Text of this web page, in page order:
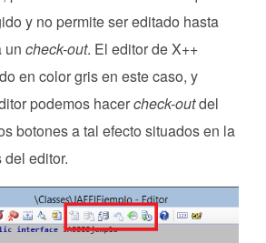
y no permite ser editado hasta
un check-out. El editor de X++
en color gris en este caso, y
podemos hacercheck-outdel
botones a tal efecto situados en la
editor.